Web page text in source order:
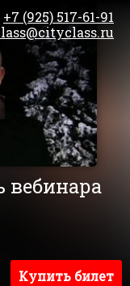
+7 (925) 517-61-91
вебинара
Купить билет